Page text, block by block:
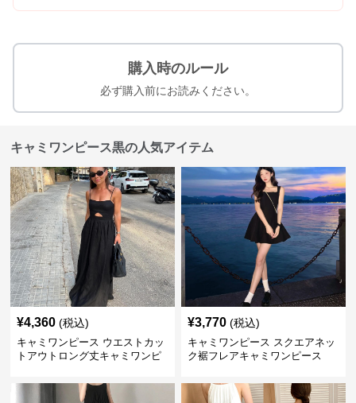
購入時のルール
必ず購入前にお読みください。
キャミワンピース黒の人気アイテム
¥4,360 (税込)
キャミワンピース ウエストカッ
トアウトロング丈キャミワンピ
¥3,770 (税込)
キャミワンピース スクエアネッ
ク裾フレアキャミワンピース